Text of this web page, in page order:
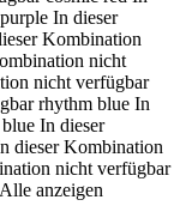
In dieser
Kombination
nicht
nicht verfügbar
rhythm blue In
In dieser
dieser Kombination
nicht verfügbar
Alle anzeigen